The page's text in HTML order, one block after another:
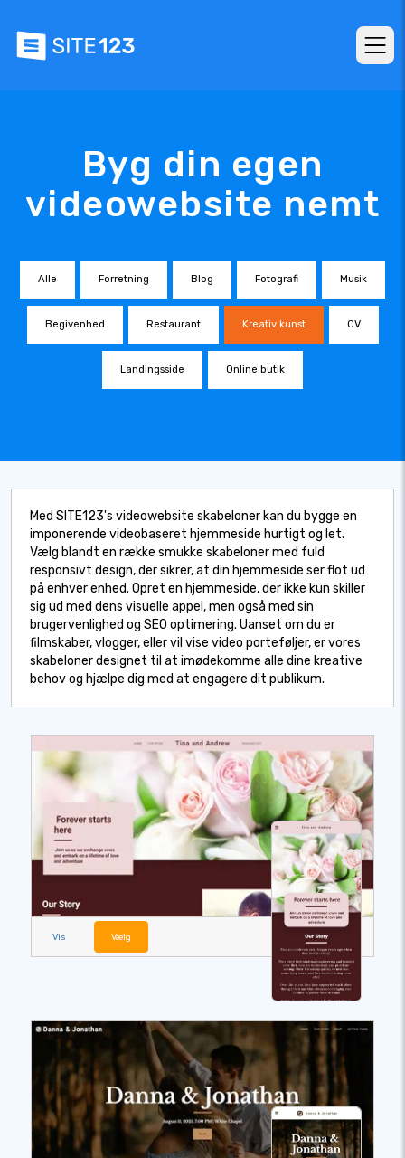
Byg din egen
videowebsite nemt
Alle Forretning Blog Fotografi Musik
Begivenhed Restaurant Kreativ kunst CV
Landingsside Online butik
Med SITE123's videowebsite skabeloner kan du bygge en
imponerende videobaseret hjemmeside hurtigt og let.
Vælg blandt en række smukke skabeloner med fuld
responsivt design, der sikrer, at din hjemmeside ser flot ud
på enhver enhed. Opret en hjemmeside, der ikke kun skiller
sig ud med dens visuelle appel, men også med sin
brugervenlighed og SEO optimering. Uanset om du er
filmskaber, vlogger, eller vil vise video porteføljer, er vores
skabeloner designet til at imødekomme alle dine kreative
behov og hjælpe dig med at engagere dit publikum.
Vis Vælg